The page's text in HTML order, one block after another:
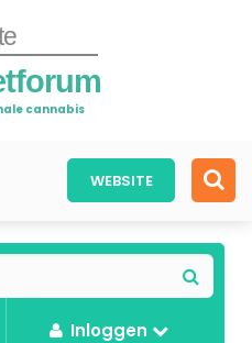
cannabis
WEBSITE
Inloggen